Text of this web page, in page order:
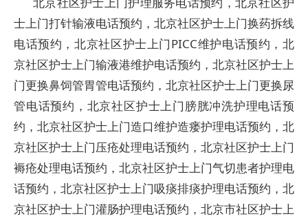
士上门打针输液电话预约，北京社区护士上门换药拆线
电话预约，北京社区护士上门PICC维护电话预约，北
京社区护士上门输液港维护电话预约，北京社区护士上
门更换鼻饲管胃管电话预约，北京社区护士上门更换尿
管电话预约，北京社区护士上门膀胱冲洗护理电话预
约，北京社区护士上门造口维护造瘘护理电话预约，北
京社区护士上门压疮处理电话预约，北京社区护士上门
褥疮处理电话预约，北京社区护士上门气切患者护理电
话预约，北京社区护士上门吸痰排痰护理电话预约，北
京社区护士上门灌肠护理电话预约，北京市社区护士上